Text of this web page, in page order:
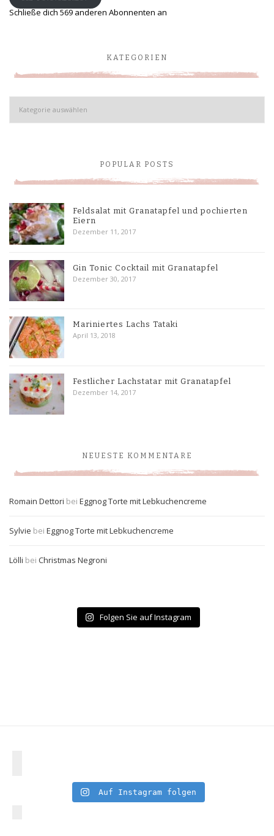
Schließe dich 569 anderen Abonnenten an
KATEGORIEN
Kategorien
POPULAR POSTS
Feldsalat mit Granatapfel und pochierten
Eiern
Dezember 11, 2017
Gin Tonic Cocktail mit Granatapfel
Dezember 30, 2017
Mariniertes Lachs Tataki
April 13, 2018
Festlicher Lachstatar mit Granatapfel
Dezember 14, 2017
NEUESTE KOMMENTARE
Romain Dettori bei Eggnog Torte mit Lebkuchencreme
Sylvie bei Eggnog Torte mit Lebkuchencreme
Lölli bei Christmas Negroni
Folgen Sie auf Instagram
Auf Instagram folgen